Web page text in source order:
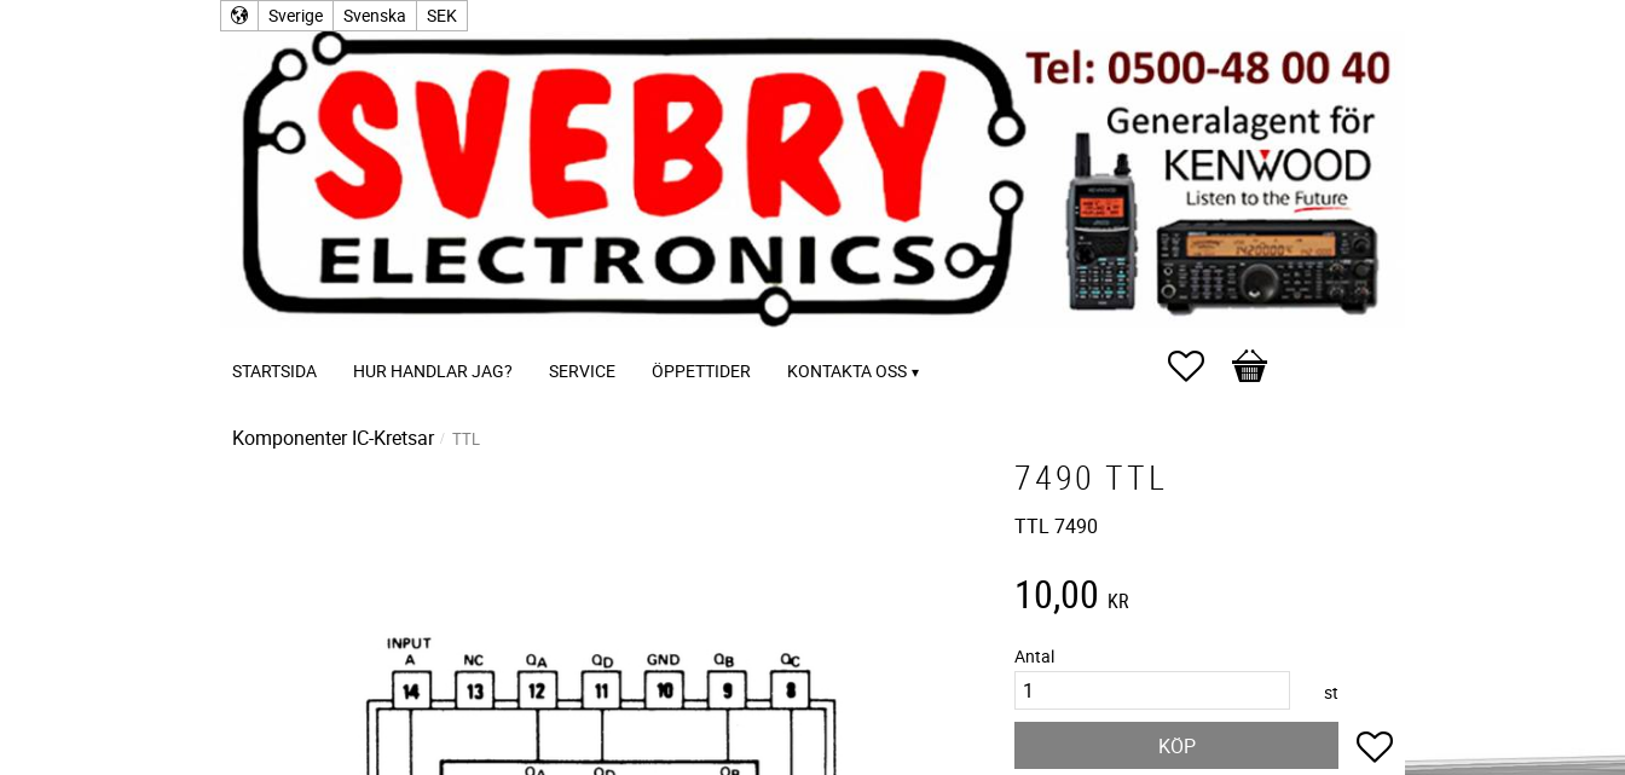
Sverige Svenska SEK
STARTSIDA HUR HANDLAR JAG? SERVICE ÖPPETTIDER KONTAKTA OSS Favoriter
Kundvagn
Komponenter IC-Kretsar TTL
7490 TTL
TTL 7490
10,00 KR
Antal
st
KÖP Lägg till i favoriter